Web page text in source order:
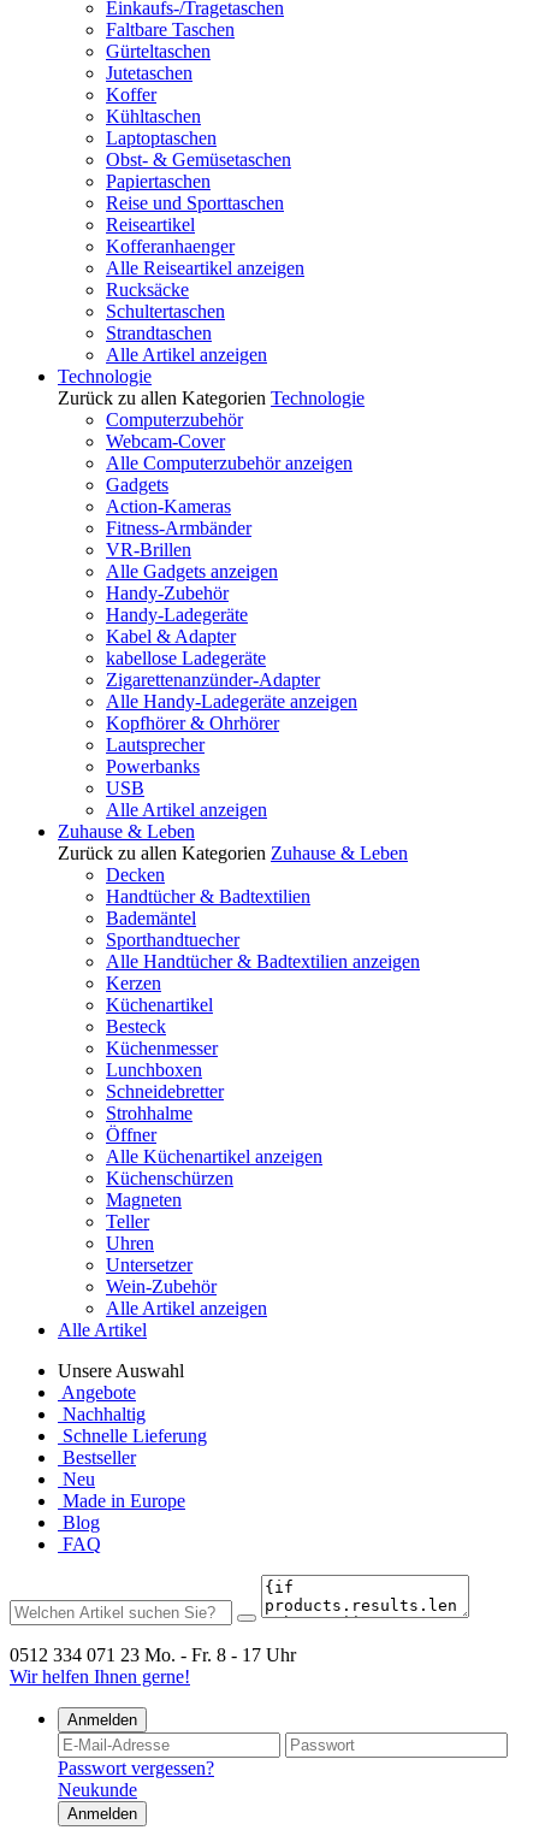
Einkaufs-/Tragetaschen
Faltbare Taschen
Gürteltaschen
Jutetaschen
Koffer
Kühltaschen
Laptoptaschen
Obst- & Gemüsetaschen
Papiertaschen
Reise und Sporttaschen
Reiseartikel
Kofferanhaenger
Alle Reiseartikel anzeigen
Rucksäcke
Schultertaschen
Strandtaschen
Alle Artikel anzeigen
Technologie
Zurück zu allen Kategorien Technologie
Computerzubehör
Webcam-Cover
Alle Computerzubehör anzeigen
Gadgets
Action-Kameras
Fitness-Armbänder
VR-Brillen
Alle Gadgets anzeigen
Handy-Zubehör
Handy-Ladegeräte
Kabel & Adapter
kabellose Ladegeräte
Zigarettenanzünder-Adapter
Alle Handy-Ladegeräte anzeigen
Kopfhörer & Ohrhörer
Lautsprecher
Powerbanks
USB
Alle Artikel anzeigen
Zuhause & Leben
Zurück zu allen Kategorien Zuhause & Leben
Decken
Handtücher & Badtextilien
Bademäntel
Sporthandtuecher
Alle Handtücher & Badtextilien anzeigen
Kerzen
Küchenartikel
Besteck
Küchenmesser
Lunchboxen
Schneidebretter
Strohhalme
Öffner
Alle Küchenartikel anzeigen
Küchenschürzen
Magneten
Teller
Uhren
Untersetzer
Wein-Zubehör
Alle Artikel anzeigen
Alle Artikel
Unsere Auswahl
Angebote
Nachhaltig
Schnelle Lieferung
Bestseller
Neu
Made in Europe
Blog
FAQ
0512 334 071 23 Mo. - Fr. 8 - 17 Uhr
Wir helfen Ihnen gerne!
Anmelden
Passwort vergessen?
Neukunde
Anmelden